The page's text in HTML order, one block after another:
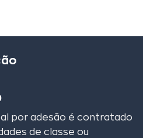
por adesão é contratado
de classe ou